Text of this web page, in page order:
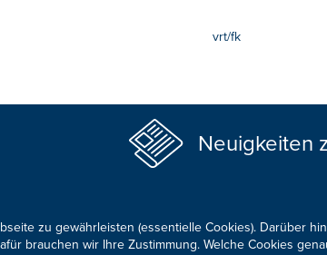
vrt/fk
Neuigkeiten
zu gewährleisten (essentielle Cookies). Darüber
brauchen wir Ihre Zustimmung. Welche Cookies